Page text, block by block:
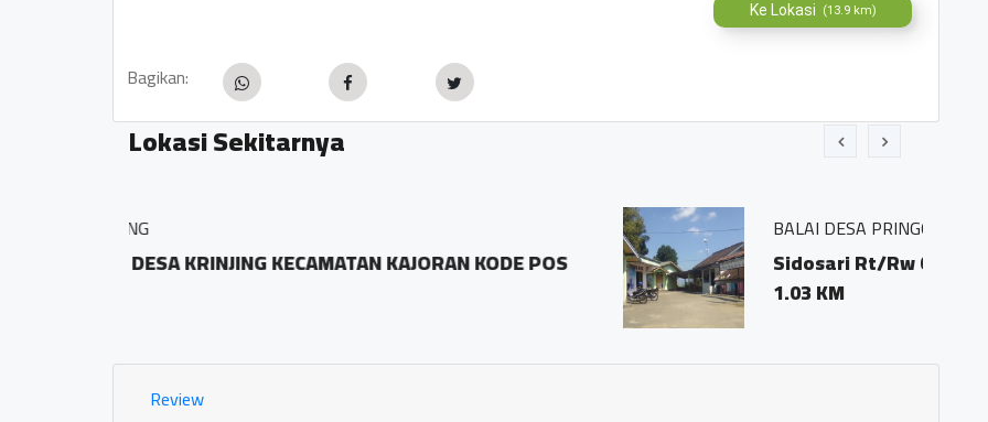
Ke Lokasi (13.9 km)
Bagikan:
Lokasi Sekitarnya
Sidosari Rt/Rw 01/01 pringombo tempuran magelang.56161
Review